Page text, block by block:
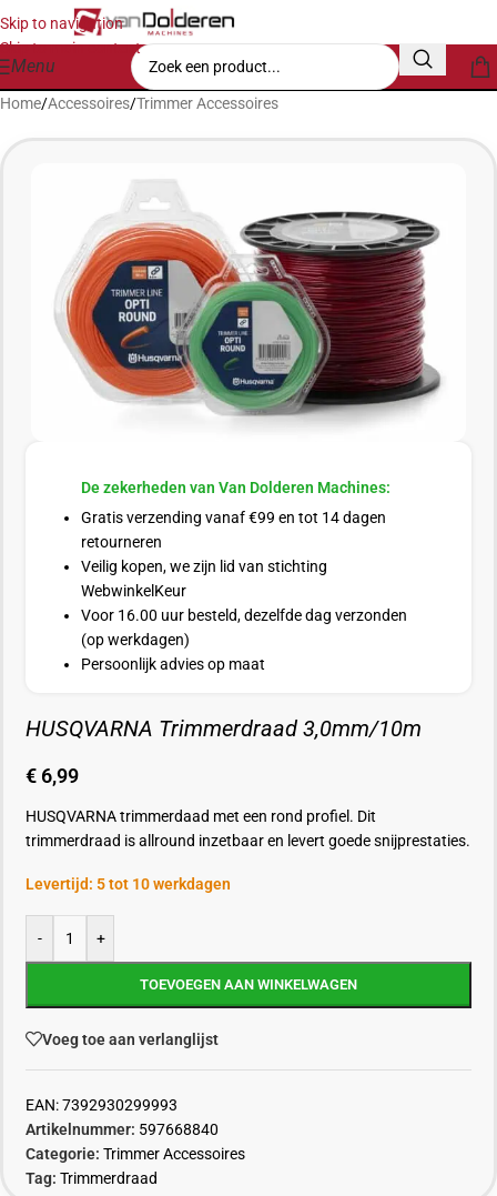
Skip to navigation
Skip to main content
Menu
Home/Accessoires/Trimmer Accessoires
De zekerheden van Van Dolderen Machines:
Gratis verzending vanaf €99 en tot 14 dagen
retourneren
Veilig kopen, we zijn lid van stichting
WebwinkelKeur
Voor 16.00 uur besteld, dezelfde dag verzonden
(op werkdagen)
Persoonlijk advies op maat
HUSQVARNA Trimmerdraad 3,0mm/10m
€ 6,99
HUSQVARNA trimmerdaad met een rond profiel. Dit
trimmerdraad is allround inzetbaar en levert goede snijprestaties.
Levertijd: 5 tot 10 werkdagen
- +
TOEVOEGEN AAN WINKELWAGEN
Voeg toe aan verlanglijst
EAN:7392930299993
Artikelnummer: 597668840
Categorie: Trimmer Accessoires
Tag: Trimmerdraad